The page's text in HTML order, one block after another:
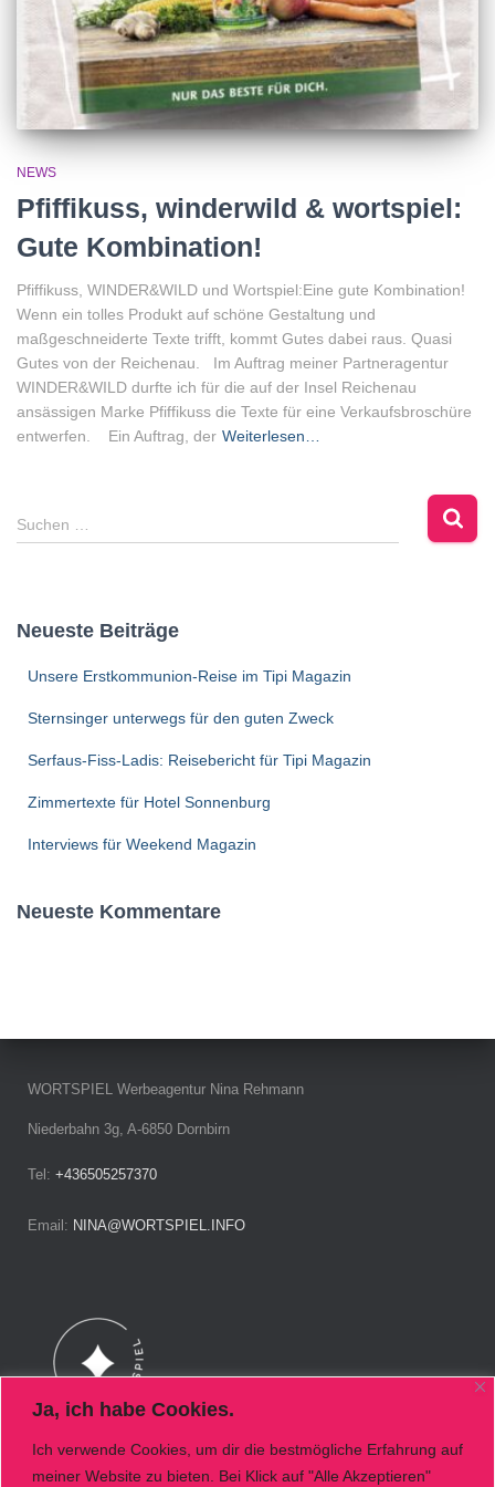
Ja, ich habe Cookies.
Ich verwende Cookies, um dir die bestmögliche Erfahrung auf
meiner Website zu bieten. Bei Klick auf "Alle Akzeptieren"
NEWS
Pfiffikuss, winderwild & wortspiel:
Gute Kombination!
Pfiffikuss, WINDER&WILD und Wortspiel:Eine gute Kombination!
Wenn ein tolles Produkt auf schöne Gestaltung und
maßgeschneiderte Texte trifft, kommt Gutes dabei raus. Quasi
Gutes von der Reichenau. Im Auftrag meiner Partneragentur
WINDER&WILD durfte ich für die auf der Insel Reichenau
ansässigen Marke Pfiffikuss die Texte für eine Verkaufsbroschüre
entwerfen. Ein Auftrag, der Weiterlesen…
Suchen …
Neueste Beiträge
Unsere Erstkommunion-Reise im Tipi Magazin
Sternsinger unterwegs für den guten Zweck
Serfaus-Fiss-Ladis: Reisebericht für Tipi Magazin
Zimmertexte für Hotel Sonnenburg
Interviews für Weekend Magazin
Neueste Kommentare
WORTSPIEL Werbeagentur Nina Rehmann
Niederbahn 3g, A-6850 Dornbirn
Tel: +436505257370
Email: NINA@WORTSPIEL.INFO